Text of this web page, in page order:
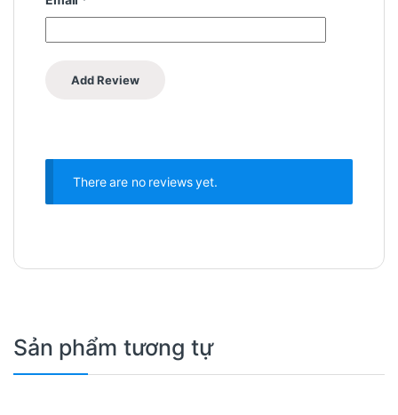
There are no reviews yet.
Sản phẩm tương tự